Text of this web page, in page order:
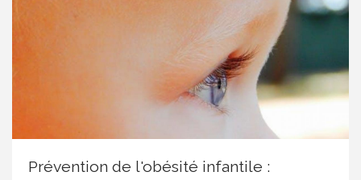
Prévention de l'obésité infantile :